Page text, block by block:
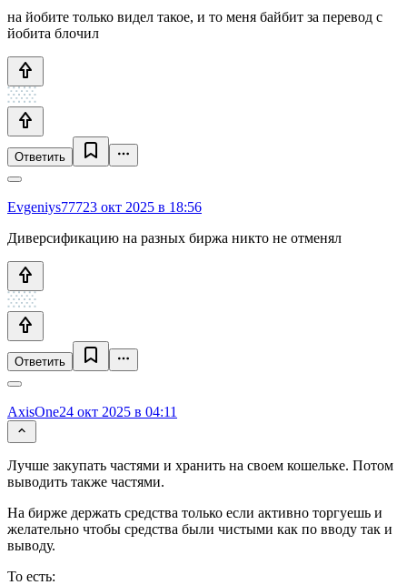
на йобите только видел такое, и то меня байбит за перевод с
йобита блочил
Ответить
Evgeniys77723 окт 2025 в 18:56
Диверсификацию на разных биржа никто не отменял
Ответить
AxisOne24 окт 2025 в 04:11
Лучше закупать частями и хранить на своем кошельке. Потом
выводить также частями.
На бирже держать средства только если активно торгуешь и
желательно чтобы средства были чистыми как по вводу так и
выводу.
То есть: